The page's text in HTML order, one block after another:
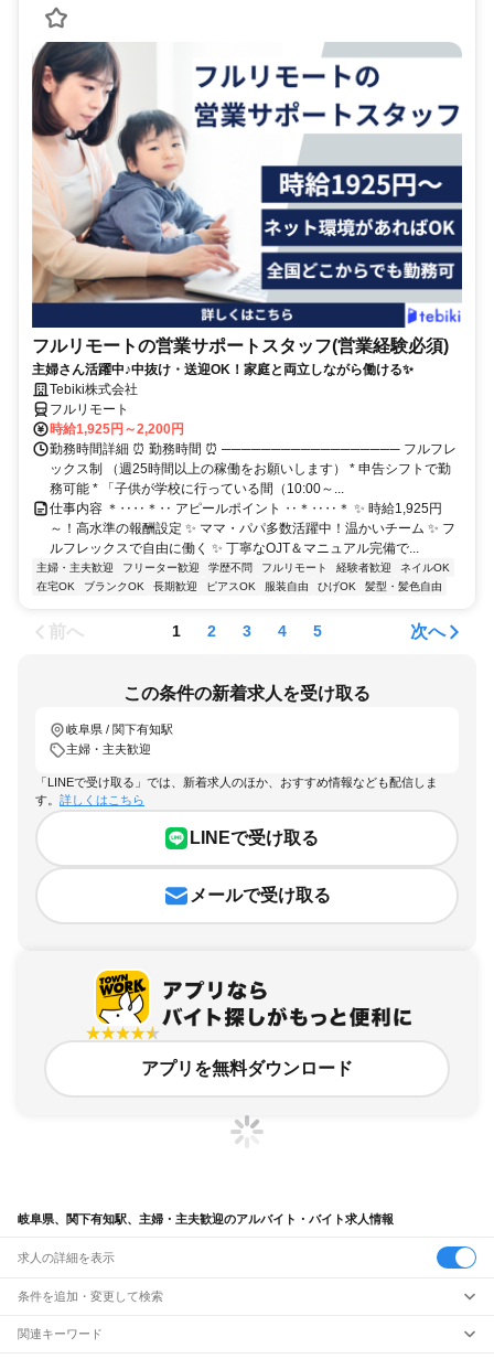
フルリモートの営業サポートスタッフ(営業経験必須)
主婦さん活躍中♪中抜け・送迎OK！家庭と両立しながら働ける✨
Tebiki株式会社
フルリモート
時給1,925円～2,200円
勤務時間詳細 ⏰ 勤務時間 ⏰ ────────────────── フルフレ
ックス制 （週25時間以上の稼働をお願いします） * 申告シフトで勤
務可能 * 「子供が学校に行っている間（10:00～...
仕事内容 ＊‥‥＊‥ アピールポイント ‥＊‥‥＊ ✨ 時給1,925円
～！高水準の報酬設定 ✨ ママ・パパ多数活躍中！温かいチーム ✨ フ
ルフレックスで自由に働く ✨ 丁寧なOJT＆マニュアル完備で...
主婦・主夫歓迎 フリーター歓迎 学歴不問 フルリモート 経験者歓迎
ネイルOK
在宅OK
ブランクOK 長期歓迎 ピアスOK 服装自由 ひげOK 髪型・髪色自由
前へ 1 2 3 4 5 次へ
この条件の新着求人を受け取る
岐阜県 / 関下有知駅
主婦・主夫歓迎
「LINEで受け取る」では、新着求人のほか、おすすめ情報なども配信しま
す。 詳しくはこちら
LINEで受け取る
メールで受け取る
アプリを無料ダウンロード
岐阜県、関下有知駅、主婦・主夫歓迎のアルバイト・バイト求人情報
求人の詳細を表示
条件を追加・変更して検索
市区町村を追加・変更
関連キーワード